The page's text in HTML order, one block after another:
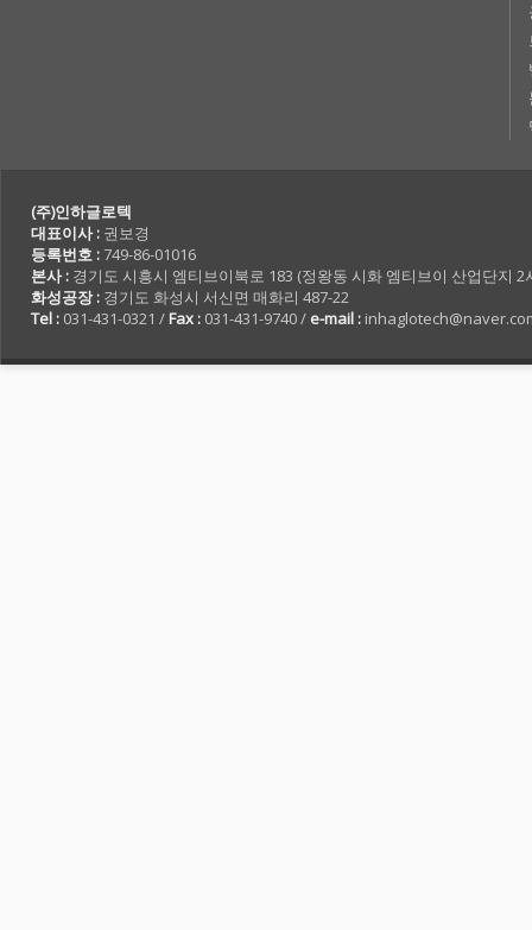
(주)인하글로텍
대표이사 : 권보경
등록번호 : 749-86-01016
본사 : 경기도 시흥시 엠티브이북로 183 (정왕동 시화 엠티브이 산업단지 2
화성공장 : 경기도 화성시 서신면 매화리 487-22
Tel : 031-431-0321 /Fax : 031-431-9740 / e-mail :